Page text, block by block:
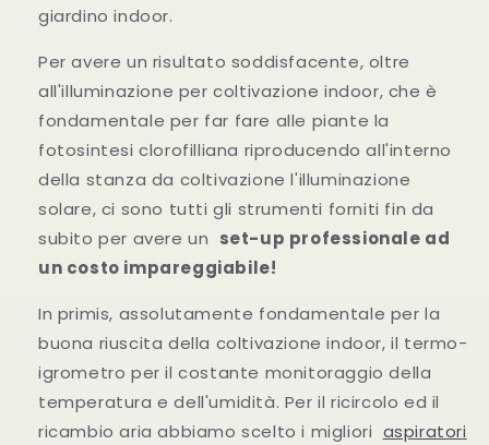
giardino indoor.
Per avere un risultato soddisfacente, oltre
all'illuminazione per coltivazione indoor, che è
fondamentale per far fare alle piante la
fotosintesi clorofilliana riproducendo all'interno
della stanza da coltivazione l'illuminazione
solare, ci sono tutti gli strumenti forniti fin da
subito per avere un set-up professionale ad
un costo impareggiabile!
In primis, assolutamente fondamentale per la
buona riuscita della coltivazione indoor, il termo-
igrometro per il costante monitoraggio della
temperatura e dell'umidità. Per il ricircolo ed il
ricambio aria abbiamo scelto i migliori aspiratori